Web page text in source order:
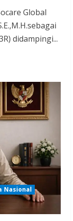
Global
didampingi...
Nasional